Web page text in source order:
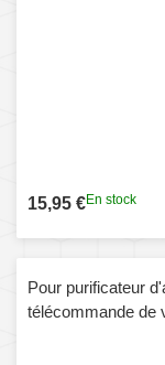
15,95 €En stock
Pour purificateur
télécommande de